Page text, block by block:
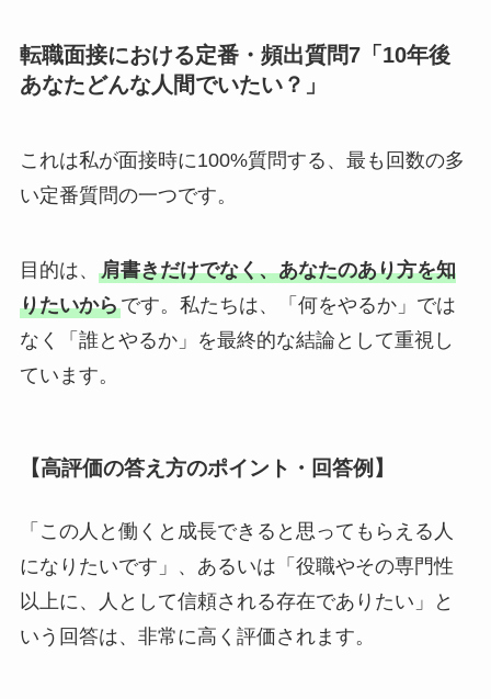
転職面接における定番・頻出質問7「10年後
あなたどんな人間でいたい？」
これは私が面接時に100%質問する、最も回数の多
い定番質問の一つです。
目的は、 肩書きだけでなく、あなたのあり方を知
りたいからです。私たちは、「何をやるか」では
なく「誰とやるか」を最終的な結論として重視し
ています。
【高評価の答え方のポイント・回答例】
「この人と働くと成長できると思ってもらえる人
になりたいです」、あるいは「役職やその専門性
以上に、人として信頼される存在でありたい」と
いう回答は、非常に高く評価されます。